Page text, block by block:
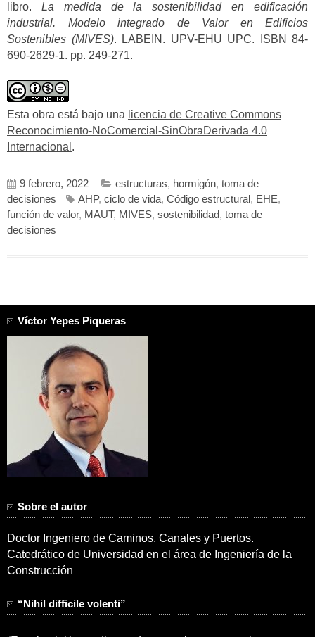
libro. La medida de la sostenibilidad en edificación
industrial. Modelo integrado de Valor en Edificios
Sostenibles (MIVES). LABEIN. UPV-EHU UPC. ISBN 84-
690-2629-1. pp. 249-271.
Esta obra está bajo una licencia de Creative Commons
Reconocimiento-NoComercial-SinObraDerivada 4.0
Internacional .
9 febrero, 2022 estructuras, hormigón, toma de
decisiones
AHP, ciclo de vida, Código estructural , EHE,
función de valor, MAUT, MIVES, sostenibilidad, toma de
decisiones
Víctor Yepes Piqueras
Sobre el autor
Doctor Ingeniero de Caminos, Canales y Puertos.
Catedrático de Universidad en el área de Ingeniería de la
Construcción
“Nihil difficile volenti”